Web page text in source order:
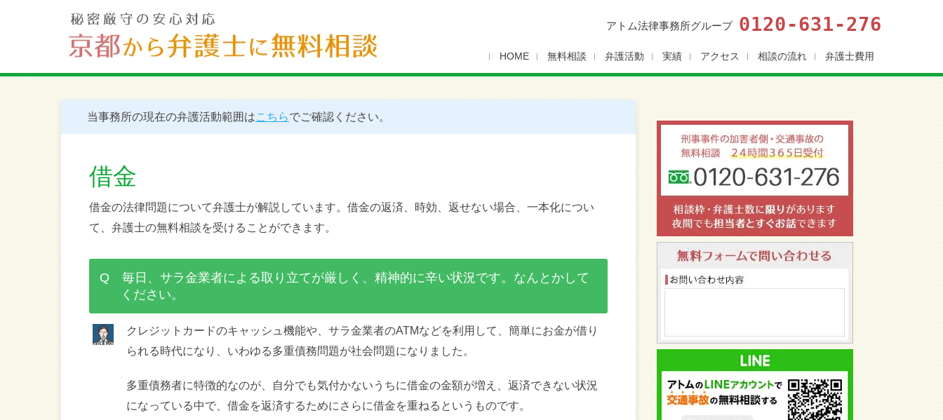
アトム法律事務所グループ 0120-631-276
HOME 無料相談 弁護活動 実績 アクセス 相談の流れ 弁護士費用
当事務所の現在の弁護活動範囲はこちらでご確認ください。
借金
借金の法律問題について弁護士が解説しています。借金の返済、時効、返せない場合、一本化につい
て、弁護士の無料相談を受けることができます。
Q 毎日、サラ金業者による取り立てが厳しく、精神的に辛い状況です。なんとかして
ください。
クレジットカードのキャッシュ機能や、サラ金業者のATMなどを利用して、簡単にお金が借り
られる時代になり、いわゆる多重債務問題が社会問題になりました。
多重債務者に特徴的なのが、自分でも気付かないうちに借金の金額が増え、返済できない状況
になっている中で、借金を返済するためにさらに借金を重ねるというものです。